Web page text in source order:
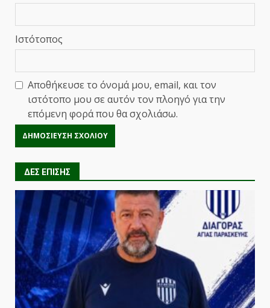
Ιστότοπος
Αποθήκευσε το όνομά μου, email, και τον
ιστότοπο μου σε αυτόν τον πλοηγό για την
επόμενη φορά που θα σχολιάσω.
ΔΕΣ ΕΠΙΣΗΣ